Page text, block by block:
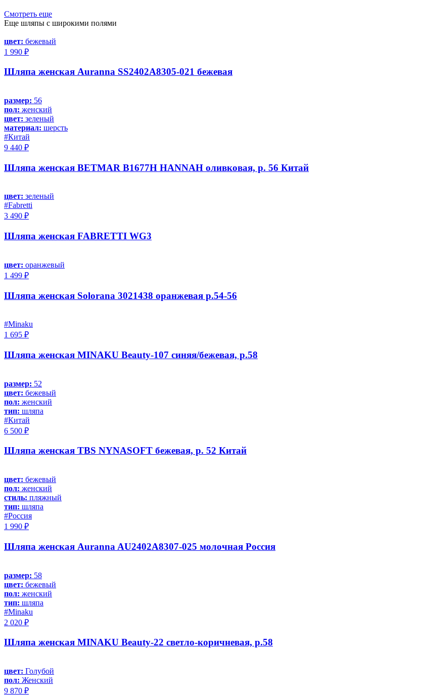
Смотреть еще
Еще шляпы с широкими полями
цвет: бежевый
1 990 ₽
Шляпа женская Auranna SS2402A8305-021 бежевая
размер: 56
пол: женский
цвет: зеленый
материал: шерсть
#Китай
9 440 ₽
Шляпа женская BETMAR B1677H HANNAH оливковая, р. 56 Китай
цвет: зеленый
#Fabretti
3 490 ₽
Шляпа женская FABRETTI WG3
цвет: оранжевый
1 499 ₽
Шляпа женская Solorana 3021438 оранжевая р.54-56
#Minaku
1 695 ₽
Шляпа женская MINAKU Beauty-107 синяя/бежевая, р.58
размер: 52
цвет: бежевый
пол: женский
тип: шляпа
#Китай
6 500 ₽
Шляпа женская TBS NYNASOFT бежевая, р. 52 Китай
цвет: бежевый
пол: женский
стиль: пляжный
тип: шляпа
#Россия
1 990 ₽
Шляпа женская Auranna AU2402A8307-025 молочная Россия
размер: 58
цвет: бежевый
пол: женский
тип: шляпа
#Minaku
2 020 ₽
Шляпа женская MINAKU Beauty-22 светло-коричневая, р.58
цвет: Голубой
пол: Женский
9 870 ₽